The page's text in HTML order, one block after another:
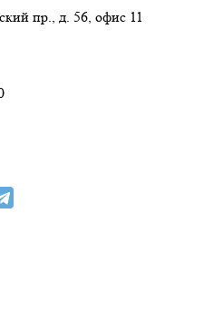
пр., д. 56, офис 11